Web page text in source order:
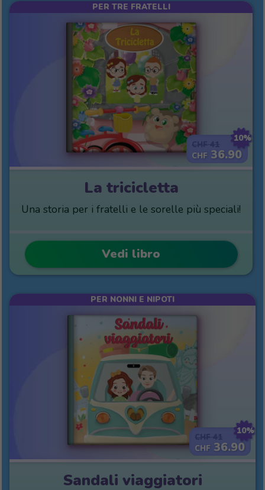
10%
CHF 36.90
PER TRE FRATELLI
La tricicletta
Una storia per i fratelli e le sorelle più speciali!
Vedi libro
10%
CHF 36.90
PER NONNI E NIPOTI
Sandali viaggiatori